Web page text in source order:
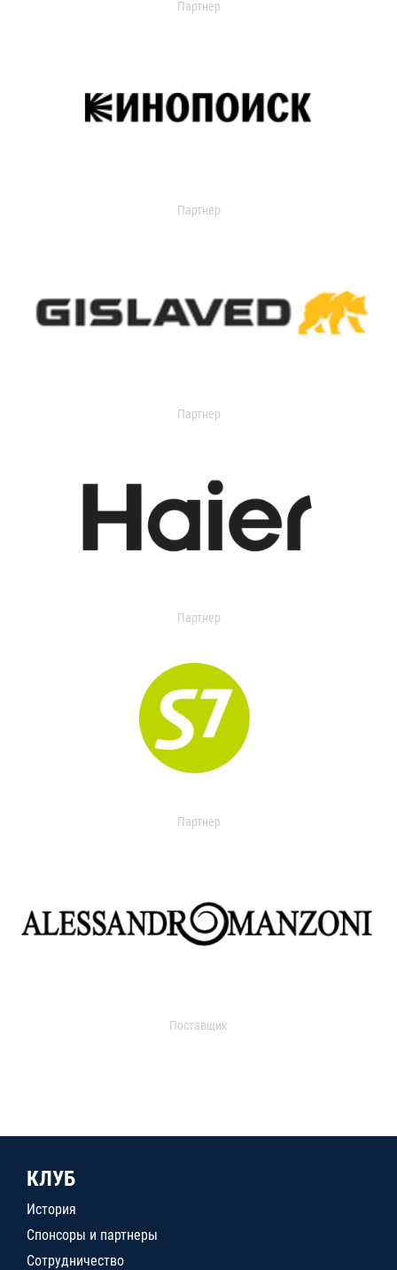
Партнер
Партнер
Партнер
Партнер
Партнер
Поставщик
КЛУБ
История
Спонсоры и партнеры
Сотрудничество